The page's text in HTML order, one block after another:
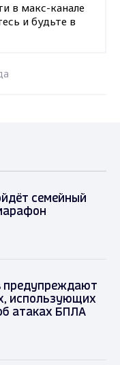
в макс-канале
и будьте в
семейный
предупреждают
использующих
атаках БПЛА